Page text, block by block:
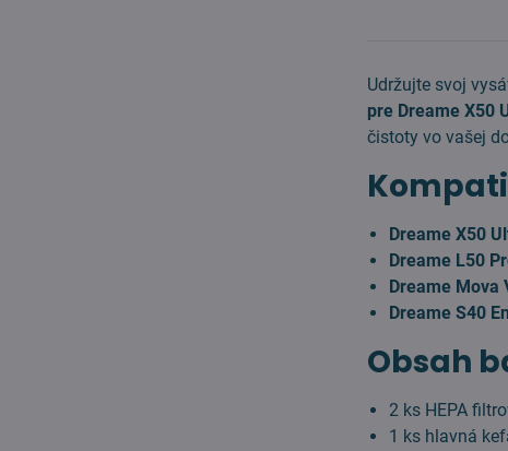
Udržujte svoj
pre Dreame X50
čistoty vo vašej
Dreame X50
Dreame L50
Dreame Mova
Dreame S40
Obsah
2 ks HEPA
1 ks hlavná